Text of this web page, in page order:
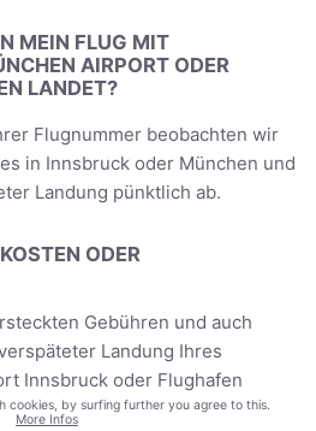
MEIN FLUG MIT
AIRPORT ODER
LANDET?
Flugnummer beobachten wir
in Innsbruck oder München und
Landung pünktlich ab.
ODER
Gebühren und auch
Landung Ihres
Innsbruck oder Flughafen
auch Ihr Gepäck, Ihre Ski- oder
cookies, by surfing further you agree to this.
More Infos